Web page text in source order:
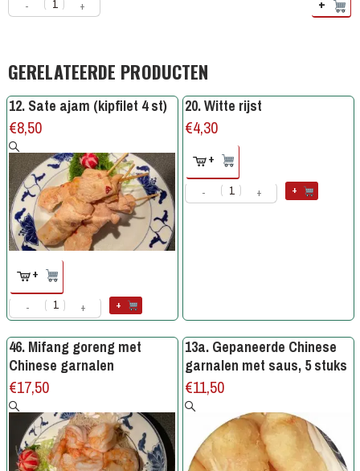
- + +
GERELATEERDE PRODUCTEN
12. Sate ajam (kipfilet 4 st)
€8,50
+
- + +
20. Witte rijst
€4,30
+
- + +
46. Mifang goreng met
Chinese garnalen
€17,50
13a. Gepaneerde Chinese
garnalen met saus, 5 stuks
€11,50